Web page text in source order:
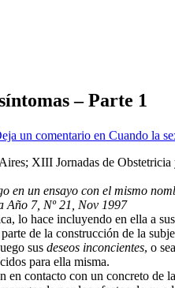
– Parte 1
un comentario en Cuando la
XIII Jornadas de
en un ensayo con el mismo
Año 7, Nº 21, Nov 1997
lo hace incluyendo en ella a
de la construcción de la
sus deseos inconcientes, o
para ella misma.
en contacto con un concreto